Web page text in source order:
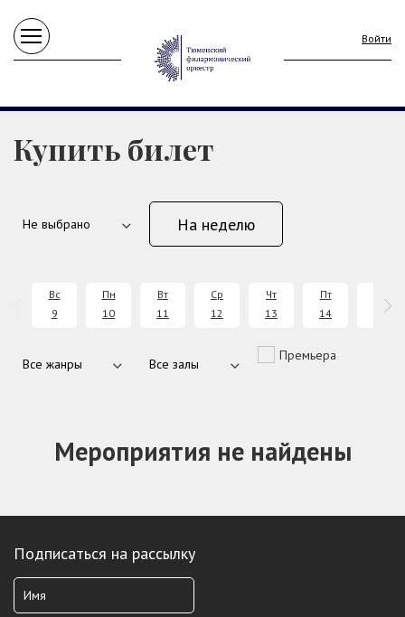
Войти
Купить билет
На неделю
Вс
9
Пн
10
Вт
11
Ср
12
Чт
13
Пт
14
15
Премьера
Мероприятия не найдены
Подписаться на рассылку